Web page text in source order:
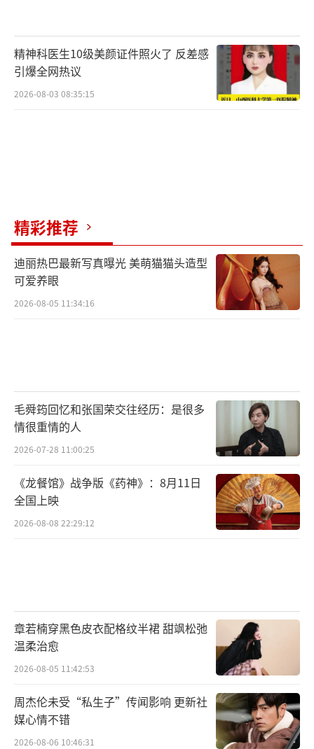
导师代表陈耀川回顾本次创作营,每一个画
面都历历在目,他希望学员们有所收获,不忘创作
营的珍贵记忆。秦四风发言说,感谢网易云音乐
提供平台,让年轻的音乐人相聚在一起,他希望大
随后,学员们展示了此次分组创作的音乐作
品。王兀、马马鱼子和郭晨阳Dos组成的“鱼
羊派”创作儿歌《鱼羊派》,一起“快快跑”,不
惧蹉跎阻挠。97(及时撤退)、大能人(雷智皓)和
Franky弗兰奇的“紫腚能行”组合创作歌曲
《圈》,讲述了一个曲折但动人的浪漫故事,歌声
树。“三阳开泰”组合由程安、30年前,50年后
和陶一洱组成,他们创作的《自我介绍》诉说了
人生路上的迷茫。周童、郭子阳和GANNIX曹其
浪的组合“创”带来《下次再相遇》,希望伙伴
们坚定前行,也期待和星辰集的伙伴们再次相
遇。
精神科医生10级美颜证件照火了 反差感
引爆全网热议
2026-08-03 08:35:15
精彩推荐
迪丽热巴最新写真曝光 美萌猫猫头造型
可爱养眼
2026-08-05 11:34:16
毛舜筠回忆和张国荣交往经历：是很多
情很重情的人
2026-07-28 11:00:25
《龙餐馆》战争版《药神》：8月11日
全国上映
2026-08-08 22:29:12
章若楠穿黑色皮衣配格纹半裙 甜飒松弛
温柔治愈
2026-08-05 11:42:53
周杰伦未受“私生子”传闻影响 更新社
媒心情不错
2026-08-06 10:46:31